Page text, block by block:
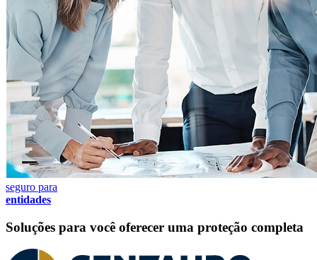
seguro para
entidades
Soluções para você oferecer uma proteção completa